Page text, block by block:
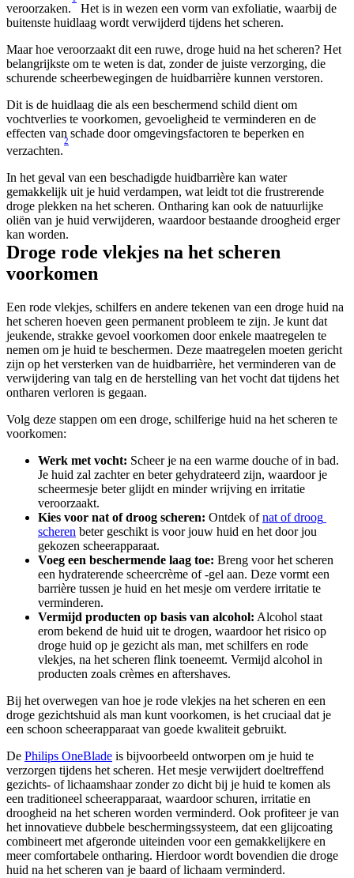
veroorzaken.
Het is in wezen een vorm van exfoliatie, waarbij de
buitenste huidlaag wordt verwijderd tijdens het scheren.
Maar hoe veroorzaakt dit een ruwe, droge huid na het scheren? Het
belangrijkste om te weten is dat, zonder de juiste verzorging, die
schurende scheerbewegingen de huidbarrière kunnen verstoren.
Dit is de huidlaag die als een beschermend schild dient om
vochtverlies te voorkomen, gevoeligheid te verminderen en de
effecten van schade door omgevingsfactoren te beperken en
verzachten.
2
In het geval van een beschadigde huidbarrière kan water
gemakkelijk uit je huid verdampen, wat leidt tot die frustrerende
droge plekken na het scheren. Ontharing kan ook de natuurlijke
oliën van je huid verwijderen, waardoor bestaande droogheid erger
kan worden.
Droge rode vlekjes na het scheren
voorkomen
Een rode vlekjes, schilfers en andere tekenen van een droge huid na
het scheren hoeven geen permanent probleem te zijn. Je kunt dat
jeukende, strakke gevoel voorkomen door enkele maatregelen te
nemen om je huid te beschermen. Deze maatregelen moeten gericht
zijn op het versterken van de huidbarrière, het verminderen van de
verwijdering van talg en de herstelling van het vocht dat tijdens het
ontharen verloren is gegaan.
Volg deze stappen om een droge, schilferige huid na het scheren te
voorkomen:
Werk met vocht: Scheer je na een warme douche of in bad.
Je huid zal zachter en beter gehydrateerd zijn, waardoor je
scheermesje beter glijdt en minder wrijving en irritatie
veroorzaakt.
Kies voor nat of droog scheren: Ontdek of nat of droog
scheren beter geschikt is voor jouw huid en het door jou
gekozen scheerapparaat.
Voeg een beschermende laag toe: Breng voor het scheren
een hydraterende scheercrème of -gel aan. Deze vormt een
barrière tussen je huid en het mesje om verdere irritatie te
verminderen.
Vermijd producten op basis van alcohol: Alcohol staat
erom bekend de huid uit te drogen, waardoor het risico op
droge huid op je gezicht als man, met schilfers en rode
vlekjes, na het scheren flink toeneemt. Vermijd alcohol in
producten zoals crèmes en aftershaves.
Bij het overwegen van hoe je rode vlekjes na het scheren en een
droge gezichtshuid als man kunt voorkomen, is het cruciaal dat je
een schoon scheerapparaat van goede kwaliteit gebruikt.
De Philips OneBlade is bijvoorbeeld ontworpen om je huid te
verzorgen tijdens het scheren. Het mesje verwijdert doeltreffend
gezichts- of lichaamshaar zonder zo dicht bij je huid te komen als
een traditioneel scheerapparaat, waardoor schuren, irritatie en
droogheid na het scheren worden verminderd. Ook profiteer je van
het innovatieve dubbele beschermingssysteem, dat een glijcoating
combineert met afgeronde uiteinden voor een gemakkelijkere en
meer comfortabele ontharing. Hierdoor wordt bovendien die droge
huid na het scheren van je baard of lichaam verminderd.